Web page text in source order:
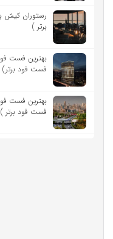
برتر )
فست فود برتر)
فست فود برتر )